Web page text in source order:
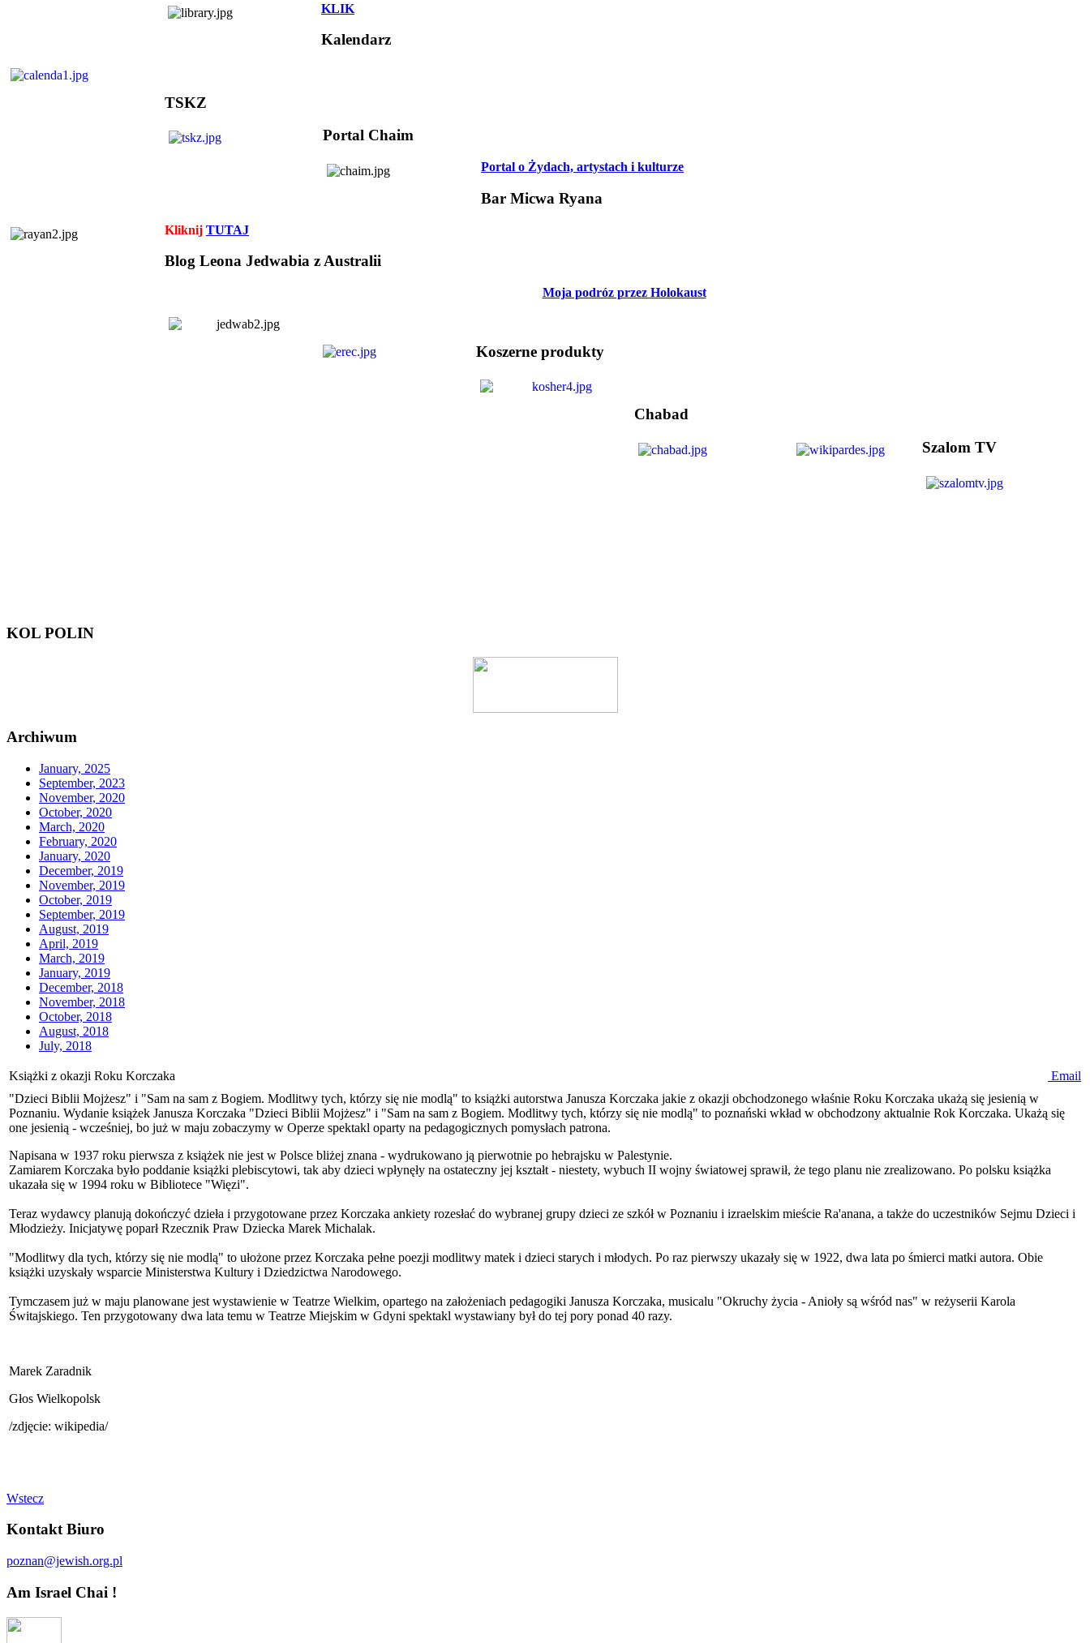
KLIK
Kalendarz
TSKZ
Portal Chaim
Portal o Żydach, artystach i kulturze
Bar Micwa Ryana
Kliknij TUTAJ
Blog Leona Jedwabia z Australii
Moja podróz przez Holokaust
Koszerne produkty
Chabad
Szalom TV
KOL POLIN
Archiwum
January, 2025
September, 2023
November, 2020
October, 2020
March, 2020
February, 2020
January, 2020
December, 2019
November, 2019
October, 2019
September, 2019
August, 2019
April, 2019
March, 2019
January, 2019
December, 2018
November, 2018
October, 2018
August, 2018
July, 2018
Książki z okazji Roku Korczaka
Email
"Dzieci Biblii Mojżesz" i "Sam na sam z Bogiem. Modlitwy tych, którzy się nie modlą" to książki autorstwa Janusza Korczaka jakie z okazji obchodzonego właśnie Roku Korczaka ukażą się jesienią w
Poznaniu. Wydanie książek Janusza Korczaka "Dzieci Biblii Mojżesz" i "Sam na sam z Bogiem. Modlitwy tych, którzy się nie modlą" to poznański wkład w obchodzony aktualnie Rok Korczaka. Ukażą się
one jesienią - wcześniej, bo już w maju zobaczymy w Operze spektakl oparty na pedagogicznych pomysłach patrona.
Napisana w 1937 roku pierwsza z książek nie jest w Polsce bliżej znana - wydrukowano ją pierwotnie po hebrajsku w Palestynie.
Zamiarem Korczaka było poddanie książki plebiscytowi, tak aby dzieci wpłynęły na ostateczny jej kształt - niestety, wybuch II wojny światowej sprawił, że tego planu nie zrealizowano. Po polsku książka
ukazała się w 1994 roku w Bibliotece "Więzi".
Teraz wydawcy planują dokończyć dzieła i przygotowane przez Korczaka ankiety rozesłać do wybranej grupy dzieci ze szkół w Poznaniu i izraelskim mieście Ra'anana, a także do uczestników Sejmu Dzieci i
Młodzieży. Inicjatywę poparł Rzecznik Praw Dziecka Marek Michalak.
"Modlitwy dla tych, którzy się nie modlą" to ułożone przez Korczaka pełne poezji modlitwy matek i dzieci starych i młodych. Po raz pierwszy ukazały się w 1922, dwa lata po śmierci matki autora. Obie
książki uzyskały wsparcie Ministerstwa Kultury i Dziedzictwa Narodowego.
Tymczasem już w maju planowane jest wystawienie w Teatrze Wielkim, opartego na założeniach pedagogiki Janusza Korczaka, musicalu "Okruchy życia - Anioły są wśród nas" w reżyserii Karola
Świtajskiego. Ten przygotowany dwa lata temu w Teatrze Miejskim w Gdyni spektakl wystawiany był do tej pory ponad 40 razy.
Marek Zaradnik
Głos Wielkopolsk
/zdjęcie: wikipedia/
Wstecz
Kontakt Biuro
poznan@jewish.org.pl
Am Israel Chai !